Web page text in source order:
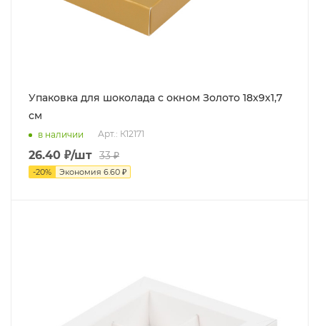
Упаковка для шоколада с окном Золото 18х9х1,7
см
в наличии Арт.: К12171
26.40 ₽/шт 33₽
-20% Экономия 6.60 ₽